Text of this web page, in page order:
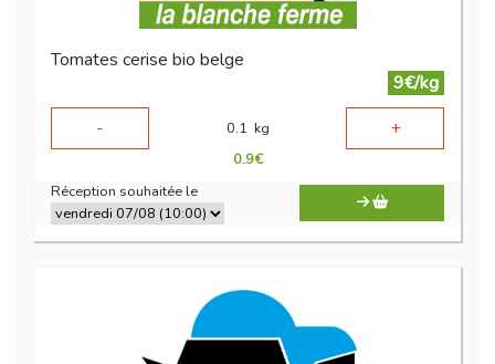
Tomates cerise bio belge
9€/kg
-
0.1 kg +
0.9€
Réception souhaitée le